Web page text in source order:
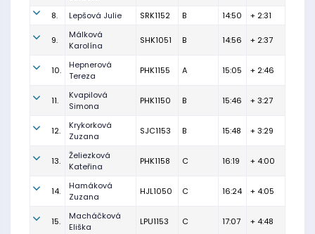
8. Lepšová Julie SRK1152 B 14:50 + 2:31
9.
Málková
Karolína
SHK1051 B 14:56 + 2:37
10.
Hepnerová
Tereza
PHK1155 A 15:05 + 2:46
11.
Kvapilová
Simona
PHK1150 B 15:46 + 3:27
12.
Krykorková
Zuzana
SJC1153 B 15:48 + 3:29
13.
Želiezková
Kateřina
PHK1158 C 16:19 + 4:00
14.
Hamáková
Zuzana
HJL1050 C 16:24 + 4:05
15.
Macháčková
Eliška
LPU1153 C 17:07 + 4:48